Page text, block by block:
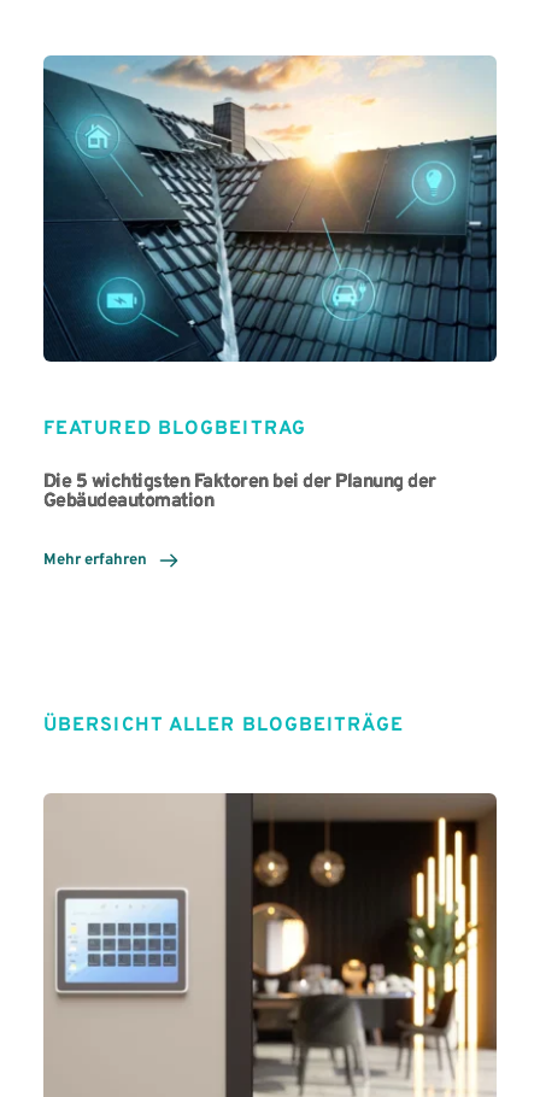
FEATURED BLOGBEITRAG
Die 5 wichtigsten Faktoren bei der Planung der
Gebäudeautomation
Mehr erfahren
ÜBERSICHT ALLER BLOGBEITRÄGE